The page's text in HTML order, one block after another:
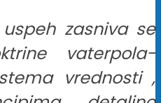
zasniva se
vaterpola-
vrednosti ,